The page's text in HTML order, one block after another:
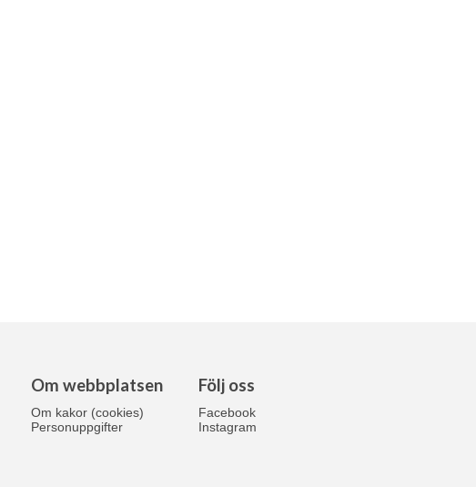
Om webbplatsen
Om kakor (cookies)
Personuppgifter
Följ oss
Facebook
Instagram